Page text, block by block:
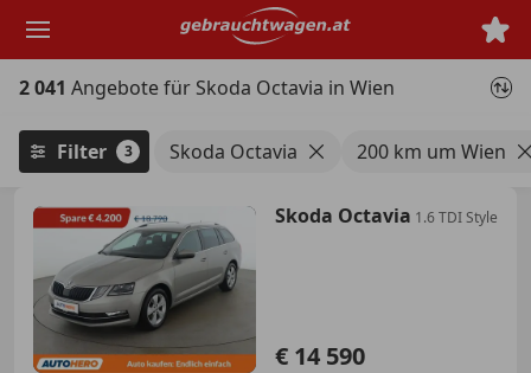
Hauptinhalt
2 041 Angebote für Skoda Octavia in Wien
Filter 3 Skoda Octavia 200 km um Wien
Skoda Octavia 1.6 TDI Style
€ 14 590